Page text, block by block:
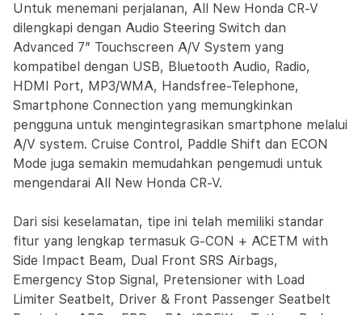
Untuk menemani perjalanan, All New Honda CR-V
dilengkapi dengan Audio Steering Switch dan
Advanced 7” Touchscreen A/V System yang
kompatibel dengan USB, Bluetooth Audio, Radio,
HDMI Port, MP3/WMA, Handsfree-Telephone,
Smartphone Connection yang memungkinkan
pengguna untuk mengintegrasikan smartphone melalui
A/V system. Cruise Control, Paddle Shift dan ECON
Mode juga semakin memudahkan pengemudi untuk
mengendarai All New Honda CR-V.
Dari sisi keselamatan, tipe ini telah memiliki standar
fitur yang lengkap termasuk G-CON + ACETM with
Side Impact Beam, Dual Front SRS Airbags,
Emergency Stop Signal, Pretensioner with Load
Limiter Seatbelt, Driver & Front Passenger Seatbelt